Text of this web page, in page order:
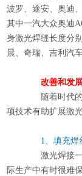
波罗、途安、奥迪
其中一汽大众奥迪
身激光焊缝长度分
晨、奇瑞、吉利汽
改善和发
随着时代的
项技术有助扩展激
1、填充焊
激光焊接
际生产中有时很难